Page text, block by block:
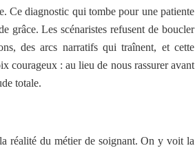
Ce diagnostic qui tombe pour une patiente
grâce. Les scénaristes refusent de boucler
des arcs narratifs qui traînent, et cette
courageux : au lieu de nous rassurer avant
totale.
réalité du métier de soignant. On y voit la